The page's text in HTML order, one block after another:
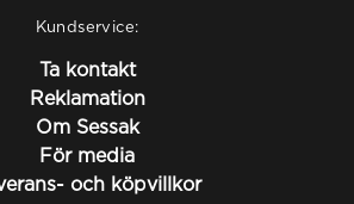
Kundservice:
Ta kontakt
Reklamation
Om Sessak
För media
och köpvillkor